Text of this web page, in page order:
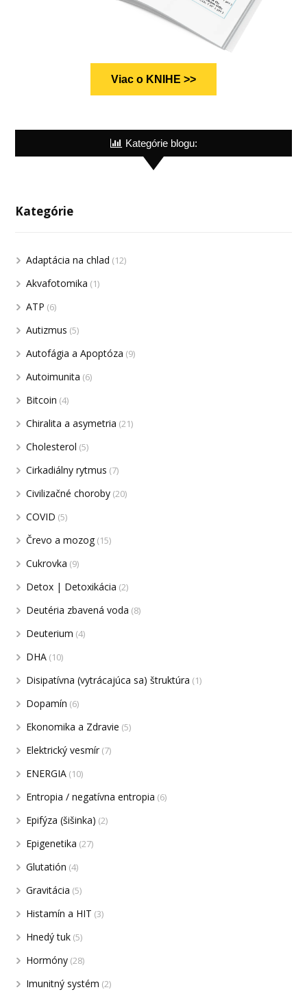
Viac o KNIHE >>
Kategórie blogu:
Kategórie
Adaptácia na chlad (12)
Akvafotomika (1)
ATP (6)
Autizmus (5)
Autofágia a Apoptóza (9)
Autoimunita (6)
Bitcoin (4)
Chiralita a asymetria (21)
Cholesterol (5)
Cirkadiálny rytmus (7)
Civilizačné choroby (20)
COVID (5)
Črevo a mozog (15)
Cukrovka (9)
Detox | Detoxikácia (2)
Deutéria zbavená voda (8)
Deuterium (4)
DHA (10)
Disipatívna (vytrácajúca sa) štruktúra (1)
Dopamín (6)
Ekonomika a Zdravie (5)
Elektrický vesmír (7)
ENERGIA (10)
Entropia / negatívna entropia (6)
Epifýza (šišinka) (2)
Epigenetika (27)
Glutatión (4)
Gravitácia (5)
Histamín a HIT (3)
Hnedý tuk (5)
Hormóny (28)
Imunitný systém (2)